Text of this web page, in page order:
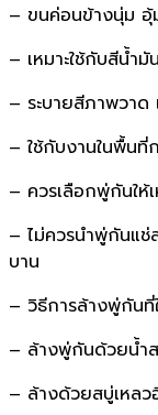
– ขนค่อนข้างนุ่ม อุ้
– เหมาะใช้กับสีน้ำมั
– ระบายสีภาพวาด
– ใช้กับงานในพื้นที่
– ควรเลือกพู่กันให้
– ไม่ควรนำพู่กันแช่
บาน
– วิธีการล้างพู่กันที่
– ล้างพู่กันด้วยน้ำ
– ล้างด้วยสบู่เหลว